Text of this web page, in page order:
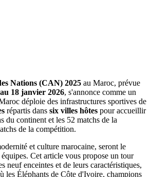
Nations (CAN) 2025 au Maroc, prévue
18 janvier 2026, s'annonce comme un
déploie des infrastructures sportives de
répartis dans six villes hôtes pour accueillir
du continent et les 52 matchs de la
de la compétition.
et culture marocaine, seront le
Cet article vous propose un tour
neuf enceintes et de leurs caractéristiques,
les Éléphants de Côte d'Ivoire, champions